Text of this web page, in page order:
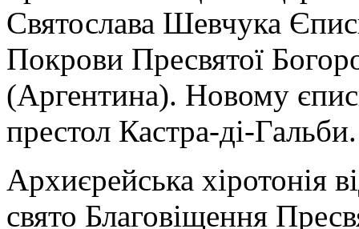
Святослава Шевчука
Покрови Пресвятої
(Аргентина). Новому
престол Кастра-ді-Гальби.
Архиєрейська хіротонія
свято Благовіщення